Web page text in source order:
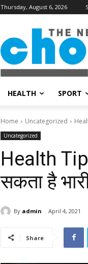
Thursday, August 6, 2026
HEALTH SPORT
Home Uncategorized
Uncategorized
Health
सकता है
By admin April 4, 2021
Share